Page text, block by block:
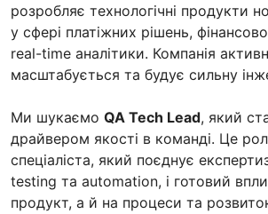
розробляє технологічні продукти
у сфері платіжних рішень,
real-time аналітики. Компанія
масштабується та будує сильну
Ми шукаємо QA Tech Lead, який
драйвером якості в команді. Це
спеціаліста, який поєднує
testing та automation, і готовий
продукт, а й на процеси та